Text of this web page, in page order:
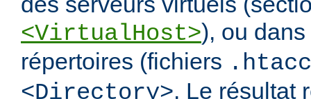
<VirtualHost>), ou
répertoires (fichiers
<Directory>. Le résultat